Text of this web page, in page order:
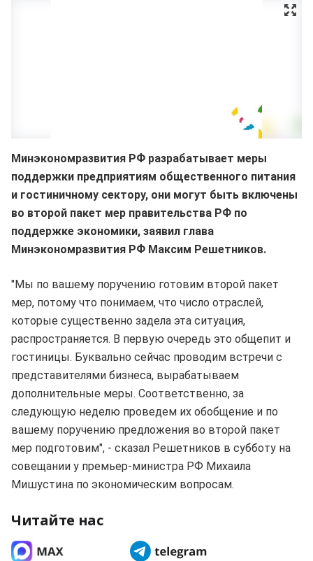
Минэкономразвития РФ разрабатывает меры
поддержки предприятиям общественного питания
и гостиничному сектору, они могут быть включены
во второй пакет мер правительства РФ по
поддержке экономики, заявил глава
Минэкономразвития РФ Максим Решетников.
"Мы по вашему поручению готовим второй пакет
мер, потому что понимаем, что число отраслей,
которые существенно задела эта ситуация,
распространяется. В первую очередь это общепит и
гостиницы. Буквально сейчас проводим встречи с
представителями бизнеса, вырабатываем
дополнительные меры. Соответственно, за
следующую неделю проведем их обобщение и по
вашему поручению предложения во второй пакет
мер подготовим", - сказал Решетников в субботу на
совещании у премьер-министра РФ Михаила
Мишустина по экономическим вопросам.
Читайте нас